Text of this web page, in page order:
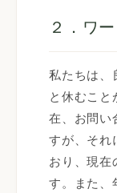
２．ワ
私たちは、
と休むこと
在、お問い
すが、それ
おり、現在
す。また、